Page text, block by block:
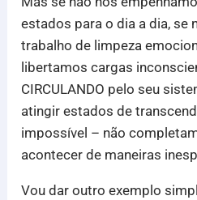
estados para o dia a dia, se
trabalho de limpeza
libertamos cargas
CIRCULANDO pelo seu
atingir estados de
impossível – não
acontecer de maneiras
Vou dar outro exemplo